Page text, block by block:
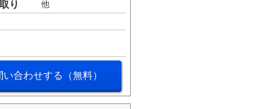
り 他
い合わせする（無料）